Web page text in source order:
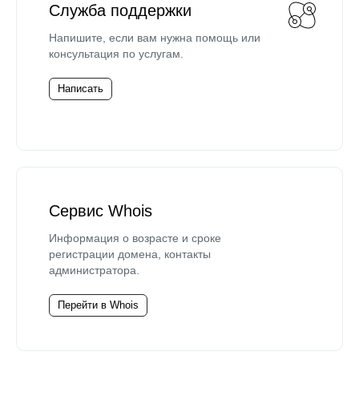
Служба поддержки
Напишите, если вам нужна помощь или
консультация по услугам.
Написать
Сервис Whois
Информация о возрасте и сроке
регистрации домена, контакты
администратора.
Перейти в Whois